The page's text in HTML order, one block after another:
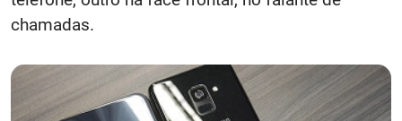
chamadas.